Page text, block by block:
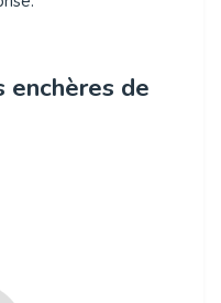
de